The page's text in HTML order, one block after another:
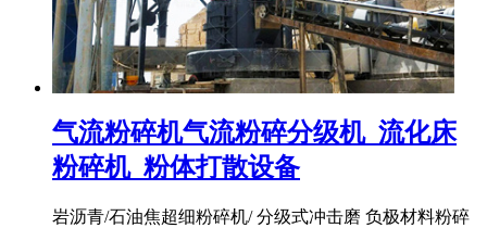
气流粉碎机气流粉碎分级机_流化床
粉碎机_粉体打散设备
岩沥青/石油焦超细粉碎机/ 分级式冲击磨 负极材料粉碎